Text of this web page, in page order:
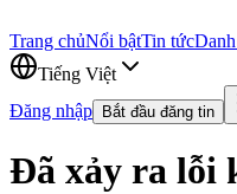
Trang chủNổi bậtTin tức
Tiếng Việt
Đăng nhập
Bắt đầu đăng tin
Đã xảy ra lỗi